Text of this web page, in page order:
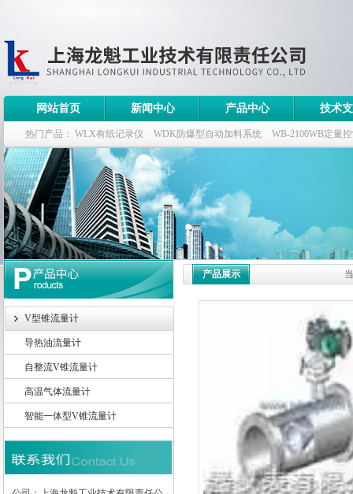
上海龙魁工业技术有限责任公司
网站首页 新闻中心 产品中心 技术
热门产品： WLX有纸记录仪 WDK防爆型自动加料系统 WB-2100WB定量
WDK流量定量控制柜 WB-2100定量装车控制仪
V型锥流量计
导热油流量计
自整流V锥流量计
高温气体流量计
智能一体型V锥流量计
产品展示